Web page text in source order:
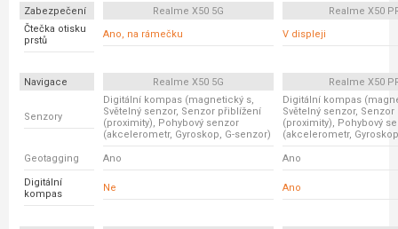
Zabezpečení Realme X50 5G
Realme X50
Čtečka otisku
prstů
Ano, na rámečku V displeji
Navigace Realme X50 5G Realme X50
Senzory
Digitální kompas (magnetický s,
Světelný senzor, Senzor přiblížení
(proximity), Pohybový senzor
(akcelerometr, Gyroskop, G-senzor)
Digitální kompas
Světelný senzor,
(proximity), Pohybový
(akcelerometr,
Geotagging Ano Ano
Digitální
kompas
Ne Ano